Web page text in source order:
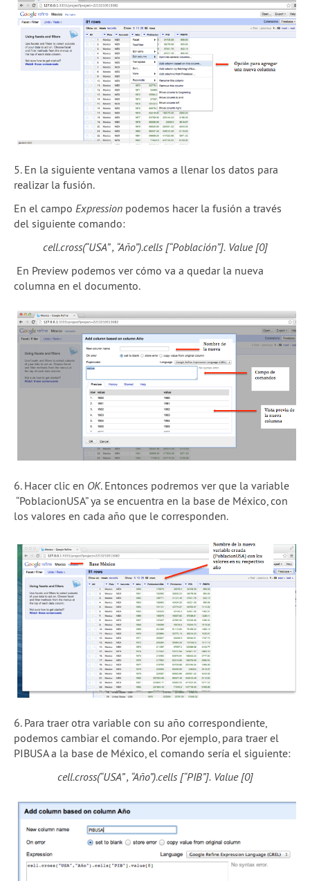
5. En la siguiente ventana vamos a llenar los datos para
realizar la fusión.
En el campo Expression podemos hacer la fusión a través
del siguiente comando:
cell.cross(“USA” , “Año”).cells [“Población”]. Value [0]
En Preview podemos ver cómo va a quedar la nueva
columna en el documento.
6. Hacer clic en OK. Entonces podremos ver que la variable
“PoblacionUSA” ya se encuentra en la base de México, con
los valores en cada año que le corresponden.
6. Para traer otra variable con su año correspondiente,
podemos cambiar el comando. Por ejemplo, para traer el
PIBUSA a la base de México, el comando sería el siguiente:
cell.cross(“USA” , “Año”).cells [“PIB”]. Value [0]